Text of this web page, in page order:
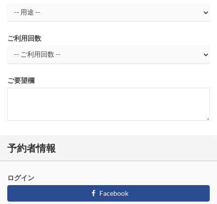
ご利用回数
ご要望欄
予約者情報
ログイン
Facebook